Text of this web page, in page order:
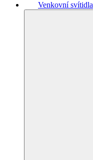
Venkovní svítidla